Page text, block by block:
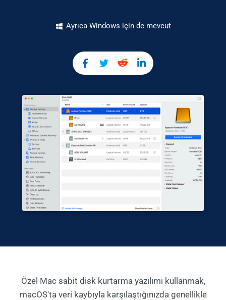
Ayrıca Windows için de mevcut
Özel Mac sabit disk kurtarma yazılımı kullanmak,
macOS'ta veri kaybıyla karşılaştığınızda genellikle